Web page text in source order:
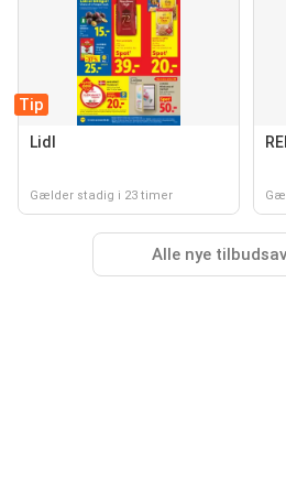
Tip
Lidl
Gælder stadig i 23 timer
Alle nye